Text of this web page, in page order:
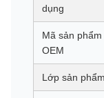
dụng
Mã sản phẩm
OEM
Lớp sản phẩm